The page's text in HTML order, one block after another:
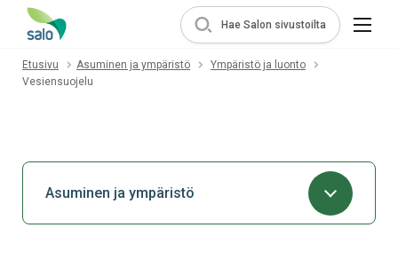
Hae Salon sivustoilta
Etusivu Asuminen ja ympäristö
Ympäristö ja luonto
Vesiensuojelu
Asuminen ja ympäristö